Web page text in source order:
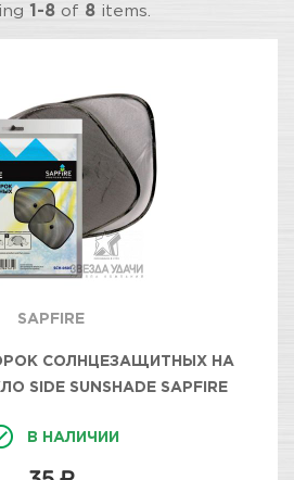
1-8of 8items.
SAPFIRE
СОЛНЦЕЗАЩИТНЫХ НА
SIDE SUNSHADE SAPFIRE
В НАЛИЧИИ